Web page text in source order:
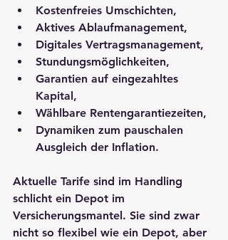
Kostenfreies Umschichten,
Aktives Ablaufmanagement,
Digitales Vertragsmanagement,
Stundungsmöglichkeiten,
Garantien auf eingezahltes
Kapital,
Wählbare Rentengarantiezeiten,
Dynamiken zum pauschalen
Ausgleich der Inflation.
Aktuelle Tarife sind im Handling
schlicht ein Depot im
Versicherungsmantel. Sie sind zwar
nicht so flexibel wie ein Depot, aber